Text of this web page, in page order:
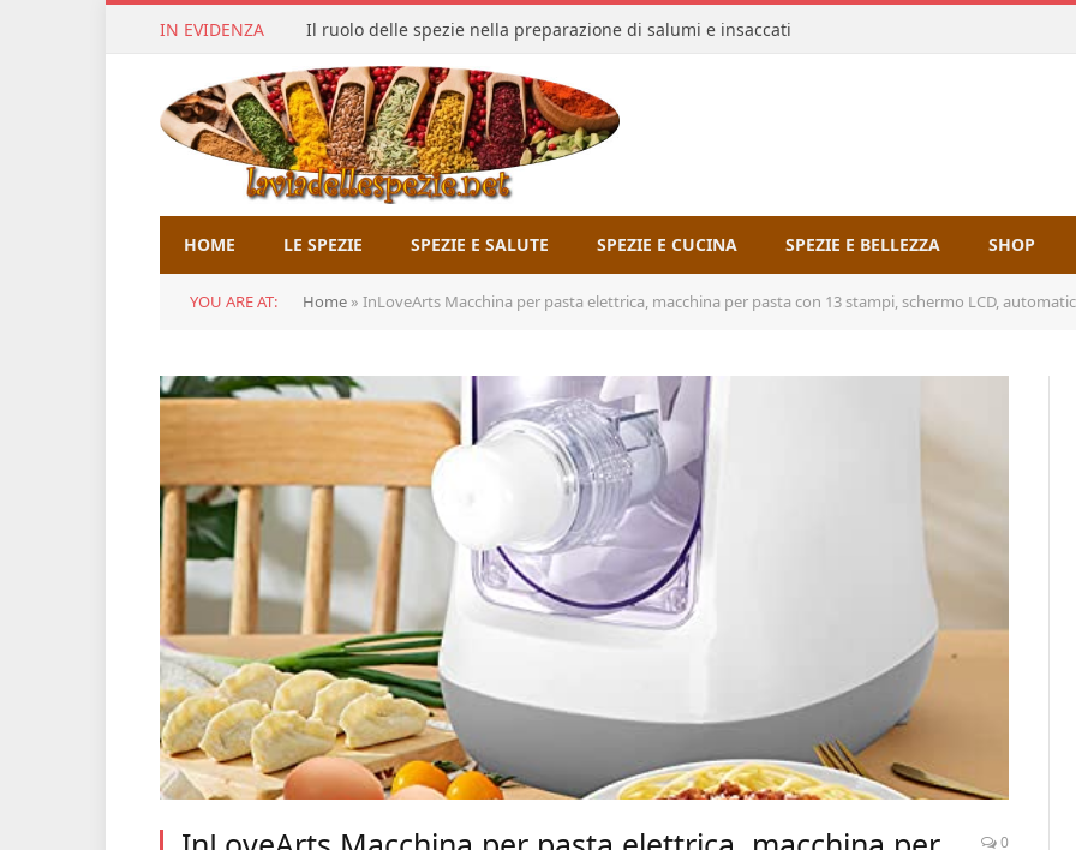
IN EVIDENZA Il ruolo delle spezie nella preparazione di salumi e insaccati
HOME LE SPEZIE SPEZIE E SALUTE SPEZIE E CUCINA SPEZIE E BELLEZZA SHOP
YOU ARE AT: Home » InLoveArts Macchina per pasta elettrica, macchina per pasta con 13 stampi, schermo LCD, automatica per creare pasta
0